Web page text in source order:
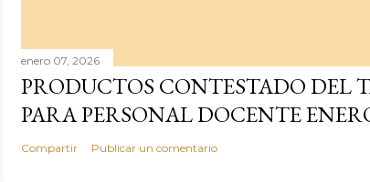
enero 07, 2026
PRODUCTOS CONTESTADO DEL
PARA PERSONAL DOCENTE
Compartir Publicar un comentario